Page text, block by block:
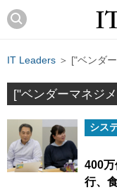
IT Leaders ＞ ["ベンダ
["ベンダーマネジ
シス
400
行、